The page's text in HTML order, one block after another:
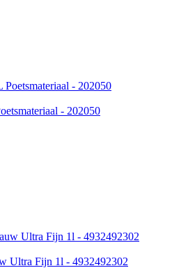
- 202050
Ultra Fijn 1l - 4932492302